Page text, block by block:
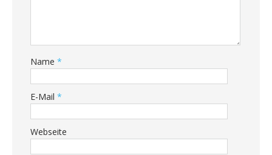
Name *
E-Mail *
Webseite